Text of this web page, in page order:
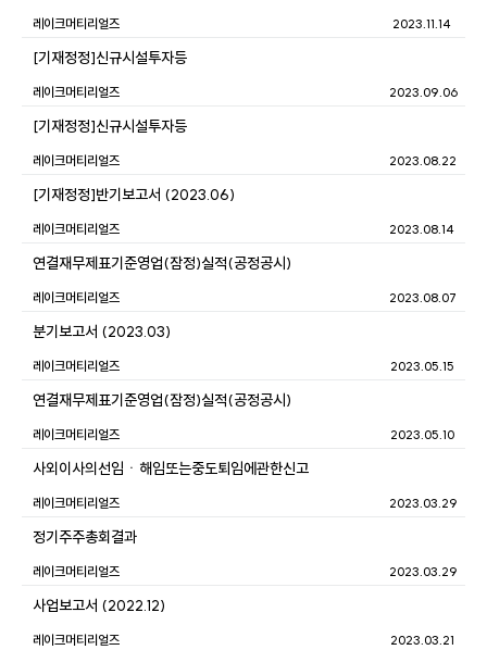
2023.11.14
레이크머티리얼즈
[기재정정]신규시설투자등
2023.09.06
레이크머티리얼즈
[기재정정]신규시설투자등
2023.08.22
레이크머티리얼즈
[기재정정]반기보고서 (2023.06)
2023.08.14
레이크머티리얼즈
연결재무제표기준영업(잠정)실적(공정공시)
2023.08.07
레이크머티리얼즈
분기보고서 (2023.03)
2023.05.15
레이크머티리얼즈
연결재무제표기준영업(잠정)실적(공정공시)
2023.05.10
레이크머티리얼즈
사외이사의선임ㆍ해임또는중도퇴임에관한신고
2023.03.29
레이크머티리얼즈
정기주주총회결과
2023.03.29
레이크머티리얼즈
사업보고서 (2022.12)
2023.03.21
레이크머티리얼즈